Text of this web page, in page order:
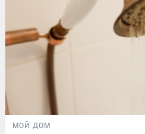
МОЙ ДОМ